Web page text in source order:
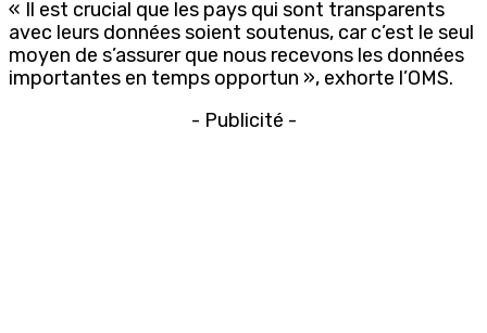
« Il est crucial que les pays qui sont transparents
avec leurs données soient soutenus, car c’est le seul
moyen de s’assurer que nous recevons les données
importantes en temps opportun », exhorte l’OMS.
- Publicité -